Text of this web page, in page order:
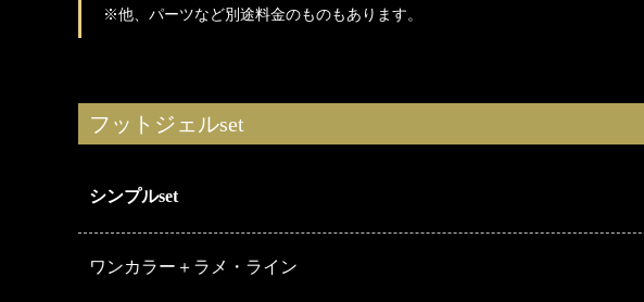
※他、パーツなど別途料金のものもあります。
フットジェルset
シンプルset
ワンカラー＋ラメ・ライン